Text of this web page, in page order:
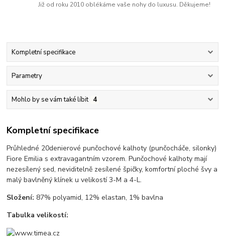
Již od roku 2010 oblékáme vaše nohy do luxusu. Děkujeme!
Kompletní specifikace
Parametry
Mohlo by se vám také líbit 4
Kompletní specifikace
Průhledné 20denierové punčochové kalhoty (punčocháče, silonky)
Fiore Emilia s extravagantním vzorem. Punčochové kalhoty mají
nezesílený sed, neviditelně zesílené špičky, komfortní ploché švy a
malý bavlněný klínek u velikostí 3-M a 4-L.
Složení: 87% polyamid, 12% elastan, 1% bavlna
Tabulka velikostí: